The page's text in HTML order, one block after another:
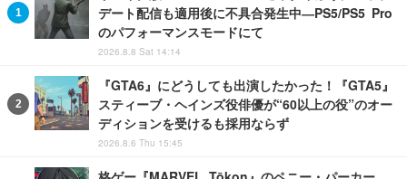
デート配信も適用後に不具合発生中―PS5/PS5 Pro
のパフォーマンスモードにて
2026.8.8 Sat 14:14
『GTA6』にどうしても出演したかった！『GTA5』
スティーブ・ヘインズ役俳優が“60以上の役”のオー
ディションを受けるも採用ならず
2026.8.6 Thu 15:45